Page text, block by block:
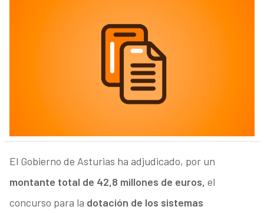
El Gobierno de Asturias ha adjudicado, por un
montante total de 42,8 millones de euros, el
concurso para la dotación de los sistemas